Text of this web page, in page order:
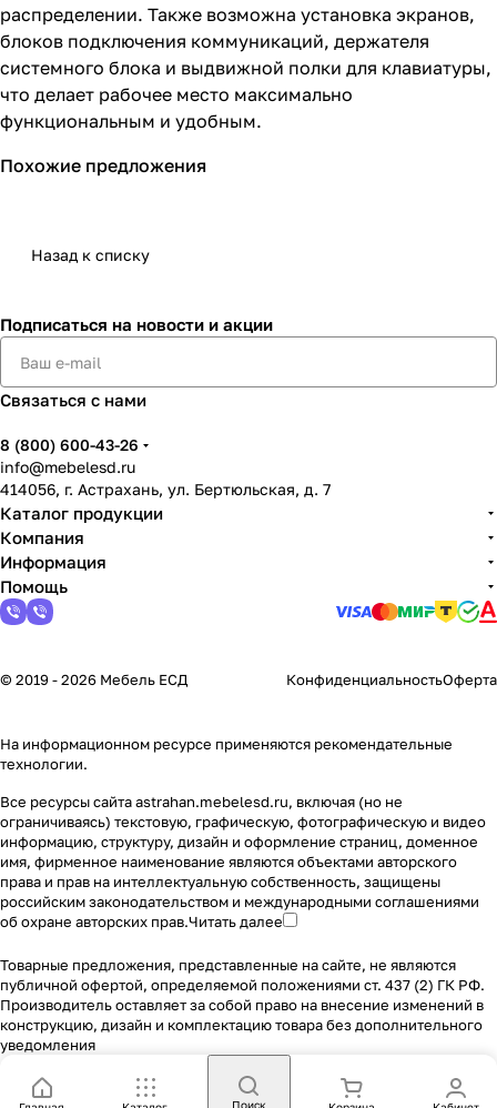
распределении. Также возможна установка экранов,
блоков подключения коммуникаций, держателя
системного блока и выдвижной полки для клавиатуры,
что делает рабочее место максимально
функциональным и удобным.
Похожие предложения
Назад к списку
Подписаться на новости и акции
Связаться с нами
8 (800) 600-43-26
info@mebelesd.ru
414056, г. Астрахань, ул. Бертюльская, д. 7
Каталог продукции
Компания
Информация
Помощь
© 2019 - 2026 Мебель ЕСД КонфиденциальностьОферта
На информационном ресурсе применяются рекомендательные
технологии.
Все ресурсы сайта astrahan.mebelesd.ru, включая (но не
ограничиваясь) текстовую, графическую, фотографическую и видео
информацию, структуру, дизайн и оформление страниц, доменное
имя, фирменное наименование являются объектами авторского
права и прав на интеллектуальную собственность, защищены
российским законодательством и международными соглашениями
об охране авторских прав.Читать далее
Товарные предложения, представленные на сайте, не являются
публичной офертой, определяемой положениями ст. 437 (2) ГК РФ.
Производитель оставляет за собой право на внесение изменений в
конструкцию, дизайн и комплектацию товара без дополнительного
уведомления
Поиск